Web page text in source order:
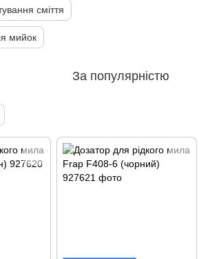
сміття
мийок
За популярністю